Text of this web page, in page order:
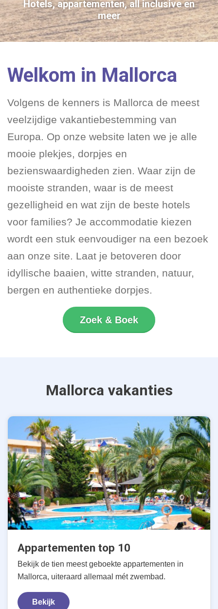
Hotels, appartementen, all inclusive en
meer
Welkom in Mallorca
Volgens de kenners is Mallorca de meest
veelzijdige vakantiebestemming van
Europa. Op onze website laten we je alle
mooie plekjes, dorpjes en
bezienswaardigheden zien. Waar zijn de
mooiste stranden, waar is de meest
gezelligheid en wat zijn de beste hotels
voor families? Je accommodatie kiezen
wordt een stuk eenvoudiger na een bezoek
aan onze site. Laat je betoveren door
idyllische baaien, witte stranden, natuur,
bergen en authentieke dorpjes.
Zoek & Boek
Mallorca vakanties
Appartementen top 10
Bekijk de tien meest geboekte appartementen in
Mallorca, uiteraard allemaal mét zwembad.
Bekijk
Playa de Palma
Overige plaatsen
Weerbericht